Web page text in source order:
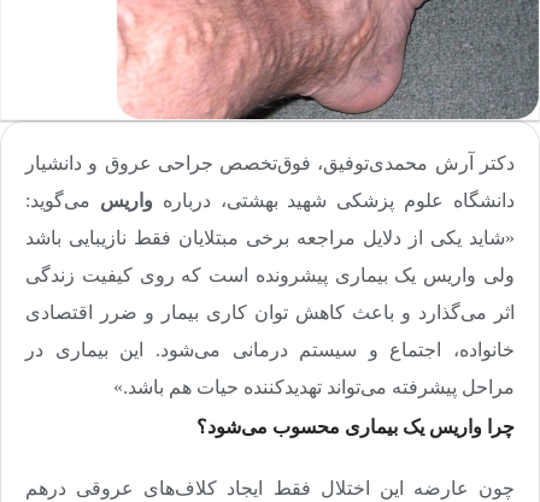
دکتر آرش محمدی‌توفیق، فوق‌تخصص جراحی عروق و دانشیار
دانشگاه علوم پزشکی شهید بهشتی، درباره واریس می‌گوید:
«شاید یکی از دلایل مراجعه برخی مبتلایان فقط نازیبایی باشد
ولی واریس یک بیماری پیشرونده است که روی کیفیت زندگی
اثر می‌گذارد و باعث کاهش توان کاری بیمار و ضرر اقتصادی
خانواده، اجتماع و سیستم درمانی می‌شود. این بیماری در
مراحل پیشرفته می‌تواند تهدیدکننده حیات هم باشد.»
چرا واریس یک بیماری محسوب می‌شود؟
چون عارضه این اختلال فقط ایجاد کلاف‌های عروقی درهم